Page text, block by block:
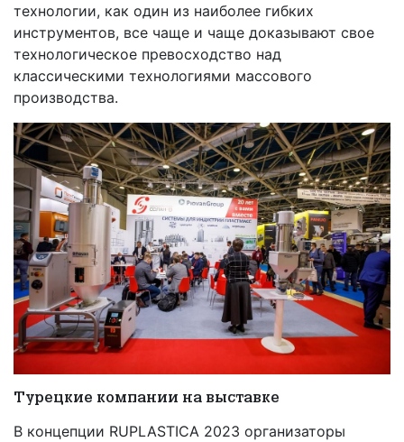
технологии, как один из наиболее гибких
инструментов, все чаще и чаще доказывают свое
технологическое превосходство над
классическими технологиями массового
производства.
Турецкие компании на выставке
В концепции RUPLASTICA 2023 организаторы